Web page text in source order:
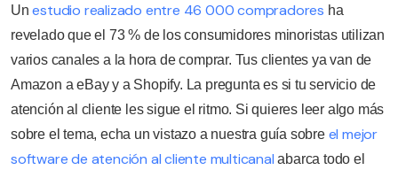
Unestudio realizado entre 46 000 compradores ha
revelado que el 73 % de los consumidores minoristas utilizan
varios canales a la hora de comprar. Tus clientes ya van de
Amazon a eBay y a Shopify. La pregunta es si tu servicio de
atención al cliente les sigue el ritmo. Si quieres leer algo más
sobre el tema, echa un vistazo a nuestra guía sobre el mejor
software de atención al cliente multicanal abarca todo el